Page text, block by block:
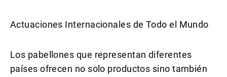
Actuaciones Internacionales de Todo el Mundo
Los pabellones que representan diferentes
países ofrecen no solo productos sino también